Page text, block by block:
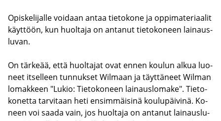
Opis­ke­li­jal­le voi­daan antaa tie­to­ko­ne ja op­pi­ma­te­ri­aa­lit
käyt­töön, kun huol­ta­ja on an­ta­nut tie­to­ko­neen lai­naus­
lu­van.
On tär­ke­ää, että huol­ta­jat ovat ennen kou­lun alkua luo­
neet it­sel­leen tun­nuk­set Wilmaan ja täyt­tä­neet Wilman
lo­mak­keen "Lukio: Tie­to­ko­neen lai­naus­lo­ma­ke". Tie­to­
ko­net­ta tar­vi­taan heti en­sim­mäi­si­nä kou­lu­päi­vi­nä. Ko­
neen voi saada vain, jos huol­ta­ja on an­ta­nut lai­naus­lu­